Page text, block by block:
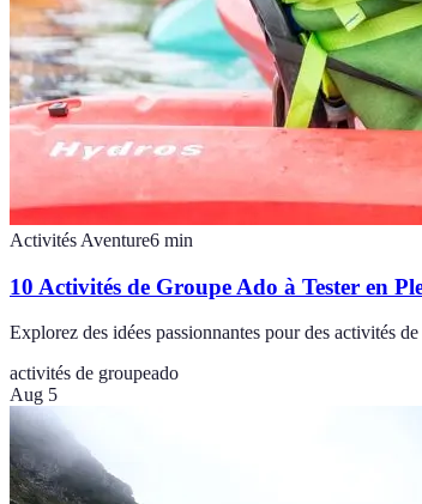
Activités Aventure6 min
10 Activités de Groupe Ado à Tester en
Explorez des idées passionnantes pour des activités
activités de groupeado
Aug 5